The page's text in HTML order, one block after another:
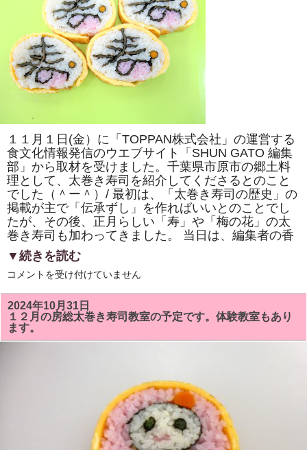
は
郷
土
料
理
「房
司
体
験
教
室」
で
「NHK
ワ
ー
ル
ド」
放
さ
て
い
る
「梅
の
花」
１１月１日(金）に「TOPPAN株式会社」の運営する
食文化情報発信のウエブサイト「SHUN GATO 編集
部」から取材を受けました。千葉県市原市の郷土料
理として、太巻き寿司を紹介してくださるとのこと
でした（＾ー＾）/ 最初は、「太巻き寿司の歴史」の
掲載が主で「伝承ずし」を作ればいいとのことでし
たが、その後、正月らしい「寿」や「梅の花」の太
巻き寿司も加わってきました。 当日は、編集者の香
▼続きを読む
「TOPPAN
式
会
社」
の
運
営
コメントを受け付けていません
2024年10月31日
１２月の房総太巻き寿司教室の予定です。体験教室もあり
ます。